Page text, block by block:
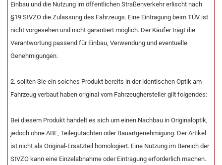
Einbau und die Nutzung im öffentlichen Straßenverkehr erlischt nach
§19 StVZO die Zulassung des Fahrzeugs. Eine Eintragung beim TÜV ist
nicht vorgesehen und nicht garantiert möglich. Der Käufer trägt die
Verantwortung passend für Einbau, Verwendung und eventuelle
Genehmigungen.
2. sollten Sie ein solches Produkt bereits in der identischen Optik am
Fahrzeug verbaut haben original vom Fahrzeughersteller gilt folgendes:
Bei diesem Produkt handelt es sich um einen Nachbau in Originaloptik,
jedoch ohne ABE, Teilegutachten oder Bauartgenehmigung. Der Artikel
ist nicht als Original-Ersatzteil homologiert. Eine Nutzung im Bereich der
StVZO kann eine Einzelabnahme oder Eintragung erforderlich machen.